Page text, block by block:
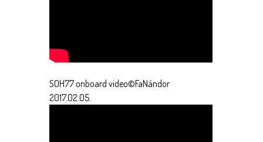
SOH77 onboard video©FaNándor
2017.02.05.